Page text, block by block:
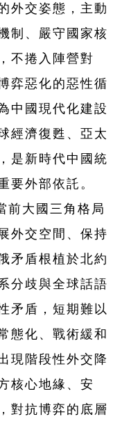
外交姿態，主動
制、嚴守國家核
不捲入陣營對
弈惡化的惡性循
中國現代化建設
經濟復甦、亞太
是新時代中國統
要外部依託。
前大國三角格局
外交空間、保持
矛盾根植於北約
分歧與全球話語
矛盾，短期難以
態化、戰術緩和
現階段性外交降
核心地緣、安
對抗博弈的底層